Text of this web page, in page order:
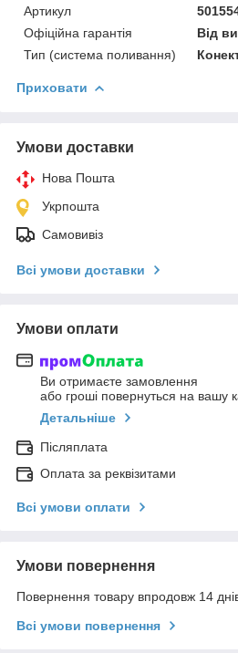
Артикул
Офіційна гарантія
Від
Тип (система поливання)
Приховати
Умови доставки
Нова Пошта
Укрпошта
Самовивіз
Всі умови доставки
Умови оплати
Ви отримаєте замовлення
або гроші повернуться на вашу
Детальніше
Післяплата
Оплата за реквізитами
Всі умови оплати
Умови повернення
Повернення товару впродовж 14
Всі умови повернення